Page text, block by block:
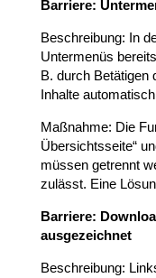
Barriere:
Beschreibung: In
Untermenüs
B. durch Betätigen
Inhalte
Maßnahme: Die
Übersichtsseite“
müssen getrennt
zulässt. Eine
Barriere:
ausgezeichnet
Beschreibung: